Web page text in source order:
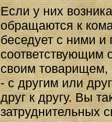
Если у них
обращаются к
беседует с ними и
соответствующим
своим товарищем,
- с другим или
друг к другу. Вы
затруднительных